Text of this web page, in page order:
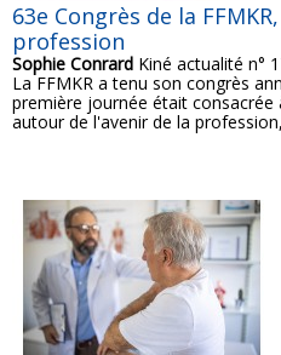
63e Congrès de la
profession
Sophie Conrard Kiné actualité n°
La FFMKR a tenu son congrès
première journée était consacrée
autour de l'avenir de la